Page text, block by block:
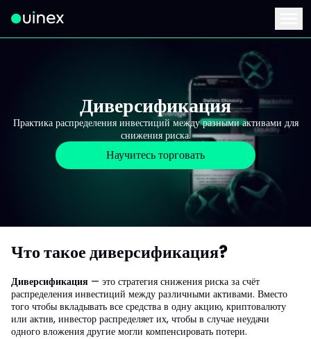
Это логотип, при нажатии на который вы перейдете на главную
Диверсификация
Практика распределения инвестиций между разными активами для
снижения риска.
Научитесь торговать
Что такое диверсификация?
Диверсификация — это стратегия снижения риска за счёт
распределения инвестиций между различными активами. Вместо
того чтобы вкладывать все средства в одну акцию, криптовалюту
или актив, инвестор распределяет их, чтобы в случае неудачи
одного вложения другие могли компенсировать потери.